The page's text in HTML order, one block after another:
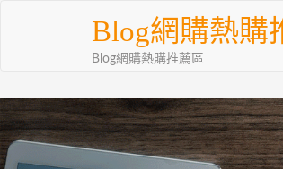
Blog網購熱購
Blog網購熱購推薦區